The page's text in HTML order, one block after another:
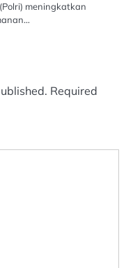
meningkatkan
Required